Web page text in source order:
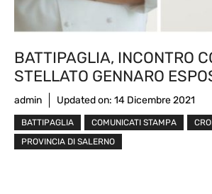
BATTIPAGLIA, INCONTRO
STELLATO GENNARO
admin Updated on: 14 Dicembre 2021
BATTIPAGLIA COMUNICATI STAMPA
PROVINCIA DI SALERNO